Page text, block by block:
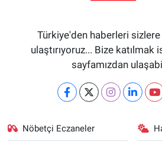
Türkiye'den haberleri
ulaştırıyoruz... Bize
sayfamızdan
Nöbetçi Eczaneler